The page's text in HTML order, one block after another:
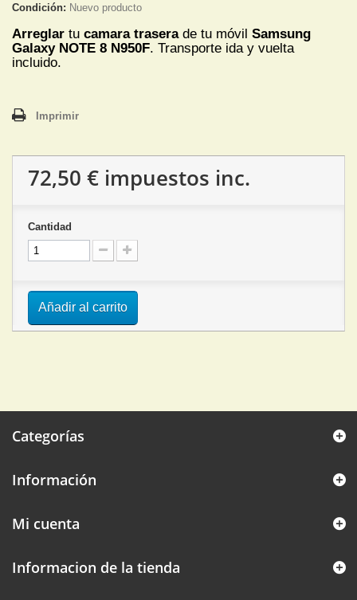
Condición: Nuevo producto
Arreglar tu camara trasera de tu móvil Samsung
Galaxy NOTE 8 N950F. Transporte ida y vuelta
incluido.
Imprimir
72,50 € impuestos inc.
Cantidad
Añadir al carrito
Categorías
Información
Mi cuenta
Informacion de la tienda